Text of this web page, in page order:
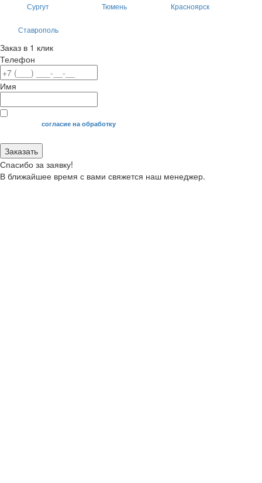
Сургут Тюмень Красноярск
Ставрополь
Заказ в 1 клик
Телефон
Имя
Я даю своесогласие на обработку
Заказать
Спасибо за заявку!
В ближайшее время с вами свяжется наш менеджер.